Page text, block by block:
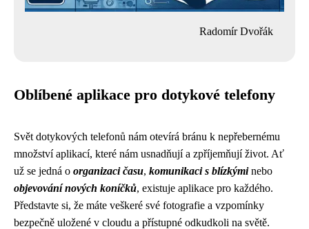
Radomír Dvořák
Oblíbené aplikace pro dotykové telefony
Svět dotykových telefonů nám otevírá bránu k nepřebernému
množství aplikací, které nám usnadňují a zpříjemňují život. Ať
už se jedná o organizaci času, komunikaci s blízkýminebo
objevování nových koníčků, existuje aplikace pro každého.
Představte si, že máte veškeré své fotografie a vzpomínky
bezpečně uložené v cloudu a přístupné odkudkoli na světě.